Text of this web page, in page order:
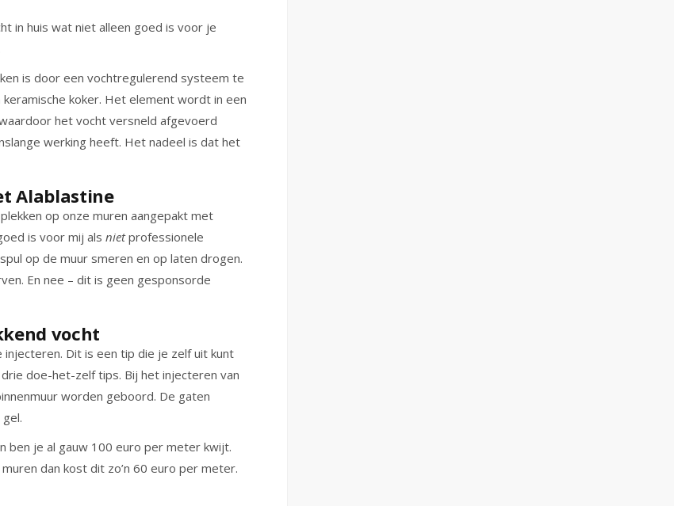
in huis wat niet alleen goed is voor je
is door een vochtregulerend systeem te
koker. Het element wordt in een
het vocht versneld afgevoerd
werking heeft. Het nadeel is dat het
Alablastine
op onze muren aangepakt met
is voor mij alsnietprofessionele
op de muur smeren en op laten drogen.
En nee – dit is geen gesponsorde
vocht
Dit is een tip die je zelf uit kunt
doe-het-zelf tips. Bij het injecteren van
worden geboord. De gaten
ben je al gauw 100 euro per meter kwijt.
dan kost dit zo’n 60 euro per meter.